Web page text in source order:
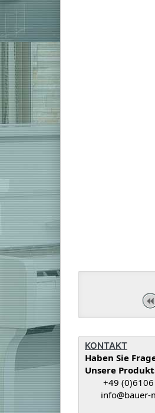
KONTAKT
Haben Sie
Unsere
+49
info@bauer-